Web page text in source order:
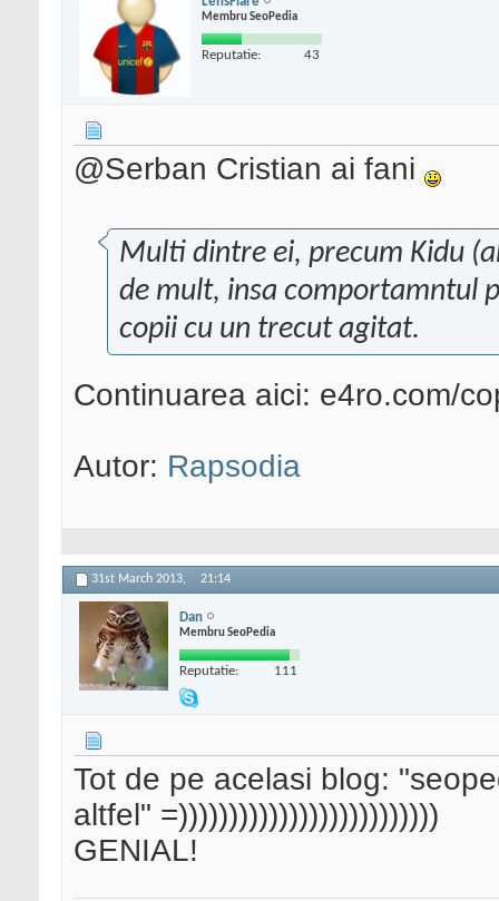
Membru SeoPedia
Reputatie: 43
@Serban Cristian ai fani
Multi dintre ei, precum Kidu
de mult, insa comportamntul
copii cu un trecut agitat.
Continuarea aici: e4ro.com/
Autor: Rapsodia
31st March 2013, 21:14
Dan
Membru SeoPedia
Reputatie: 111
Tot de pe acelasi blog:
altfel" =))))))))))))))))))))))))))
GENIAL!